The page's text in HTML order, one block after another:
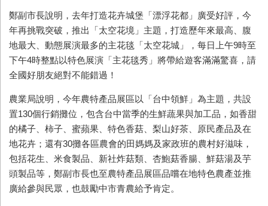
鄭副市長說明，去年打造花卉城堡「漂浮花都」廣受好評，今
年再挑戰突破，推出「太空花境」主題，打造歷年來最高、腹
地最大、動態展演最多的主花毯「太空花城」，每日上午9時至
下午4時整點以特色展演「主花毯秀」將帶給遊客滿滿驚喜，請
全國好朋友絕對不能錯過！
農業局說明，今年農特產品展區以「台中領鮮」為主題，共設
置130個行銷攤位，包含台中當季的生鮮蔬果與加工品，如香甜
的橘子、柿子、蜜蘋果、特色香菇、梨山好茶、原民產品及在
地花卉；還有30攤各區農會的田媽媽及家政班的農村好滋味，
包括花生、米食製品、新社炸菇類、杏鮑菇香腸、鮮菇湯及芋
頭製品等，鄭副市長也至農特產品展區品嚐在地特色農產並推
廣給參與民眾，也鼓勵中市青農給予肯定。